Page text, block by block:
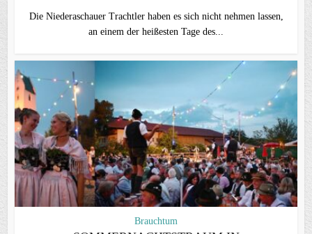
Die Niederaschauer Trachtler haben es sich nicht nehmen lassen,
an einem der heißesten Tage des...
Brauchtum